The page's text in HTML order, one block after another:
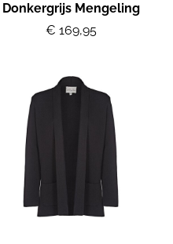
Donkergrijs Mengeling
€ 169,95